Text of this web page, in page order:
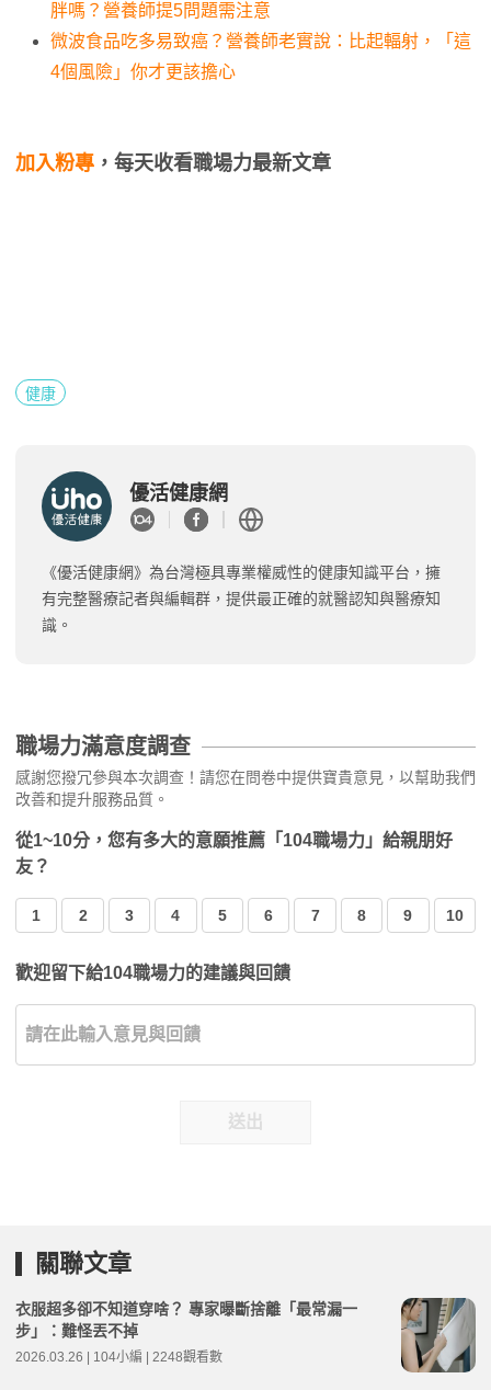
胖嗎？營養師提5問題需注意
微波食品吃多易致癌？營養師老實說：比起輻射，「這
4個風險」你才更該擔心
加入粉專 ，每天收看職場力最新文章
健康
優活健康網
《優活健康網》為台灣極具專業權威性的健康知識平台，擁
有完整醫療記者與編輯群，提供最正確的就醫認知與醫療知
識。
職場力滿意度調查
感謝您撥冗參與本次調查！請您在問卷中提供寶貴意見，以幫助我們
改善和提升服務品質。
從1~10分，您有多大的意願推薦「104職場力」給親朋好
友？
1 2 3 4 5 6 7 8 9 10
歡迎留下給104職場力的建議與回饋
送出
關聯文章
衣服超多卻不知道穿啥？ 專家曝斷捨離「最常漏一
步」：難怪丟不掉
2026.03.26 | 104小編 | 2248觀看數